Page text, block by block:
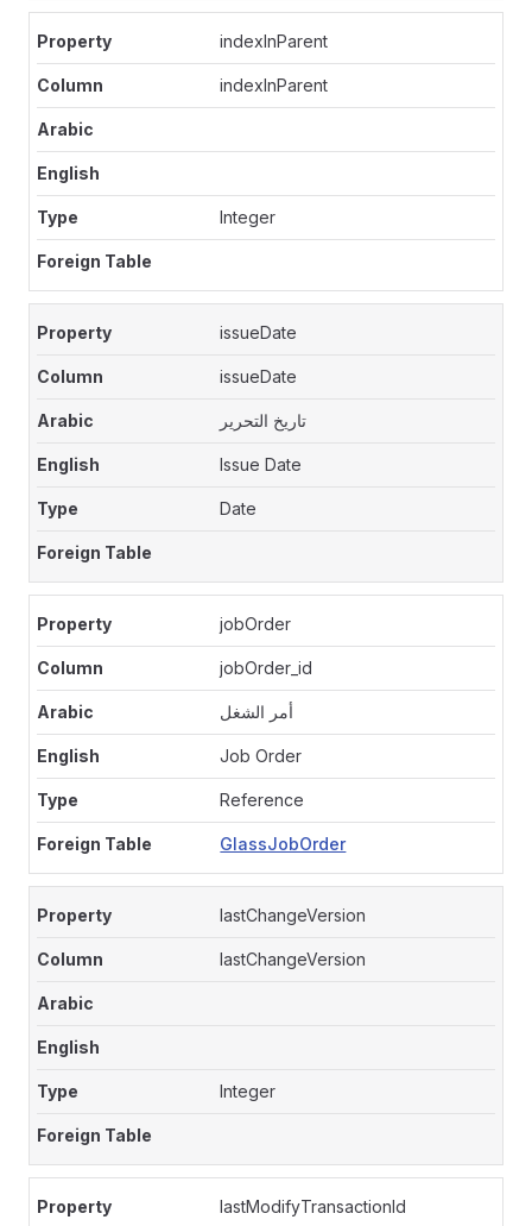
indexInParent
indexInParent
Integer
issueDate
issueDate
تاريخ التحرير
Issue Date
Date
jobOrder
jobOrder_id
أمر الشغل
Job Order
Reference
GlassJobOrder
lastChangeVersion
lastChangeVersion
Integer
lastModifyTransactionId